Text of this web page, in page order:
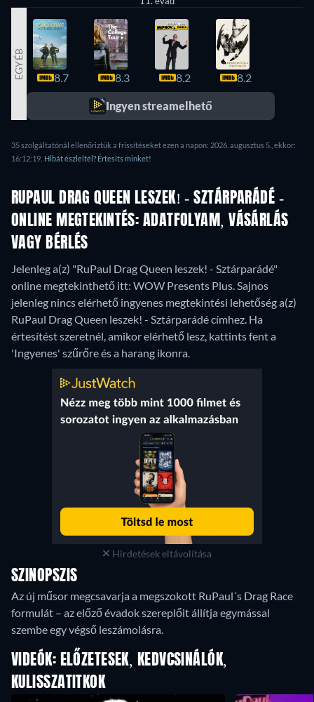
EGYÉB 8.7 8.3 8.2 8.2
Ingyen streamelhető
35 szolgáltatónál ellenőriztük a frissítéseket ezen a napon: 2026. augusztus 5., ekkor:
16:12:19. Hibát észleltél? Értesíts minket!
RUPAUL DRAG QUEEN LESZEK! - SZTÁRPARÁDÉ -
ONLINE MEGTEKINTÉS: ADATFOLYAM, VÁSÁRLÁS
VAGY BÉRLÉS
Jelenleg a(z) "RuPaul Drag Queen leszek! - Sztárparádé"
online megtekinthető itt: WOW Presents Plus. Sajnos
jelenleg nincs elérhető ingyenes megtekintési lehetőség a(z)
RuPaul Drag Queen leszek! - Sztárparádé címhez. Ha
értesítést szeretnél, amikor elérhető lesz, kattints fent a
'Ingyenes' szűrőre és a harang ikonra.
Hirdetések eltávolítása
SZINOPSZIS
Az új műsor megcsavarja a megszokott RuPaul´s Drag Race
formulát – az előző évadok szereplőit állítja egymással
szembe egy végső leszámolásra.
VIDEÓK: ELŐZETESEK, KEDVCSINÁLÓK,
KULISSZATITKOK